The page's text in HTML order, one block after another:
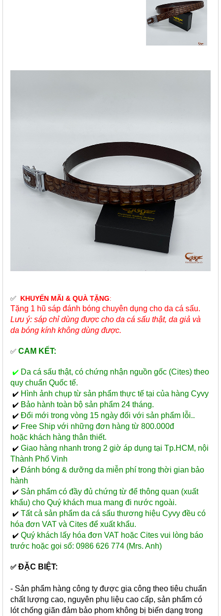
✅ KHUYẾN MÃI & QUÀ TẶNG:
Tặng 1 hũ sáp đánh bóng chuyên dụng cho da cá sấu.
Lưu ý: sáp chỉ dùng được cho da cá sấu thật, da giả và
da bóng kính không dùng được.
✅ CAM KẾT:
✔️ Da cá sấu thật, có chứng nhận nguồn gốc (Cites) theo
quy chuẩn Quốc tế.
✔️ Hình ảnh chụp từ sản phẩm thực tế tại của hàng Cyvy
✔️ Bảo hành toàn bộ sản phẩm 24 tháng.
✔️ Đổi mới trong vòng 15 ngày đối với sản phẩm lỗi..
✔️ Free Ship với những đơn hàng từ 800.000đ
hoặc khách hàng thân thiết.
✔️ Giao hàng nhanh trong 2 giờ áp dụng tại Tp.HCM, nội
Thành Phố Vinh
✔️ Đánh bóng & dưỡng da miễn phí trong thời gian bảo
hành
✔️ Sản phẩm có đầy đủ chứng từ để thông quan (xuất
khẩu) cho Quý khách mua mang đi nước ngoài.
✔️ Tất cả sản phẩm da cá sấu thương hiệu Cyvy đều có
hóa đơn VAT và Cites để xuất khẩu.
✔️ Quý khách lấy hóa đơn VAT hoặc Cites vui lòng báo
trước hoặc gọi số: 0986 626 774 (Mrs. Anh)
✅ ĐẶC BIỆT:
- Sản phẩm hàng công ty được gia công theo tiêu chuẩn
chất lượng cao, nguyên phụ liệu cao cấp, sản phẩm có
lót chống giãn đảm bảo phom không bị biến dạng trong